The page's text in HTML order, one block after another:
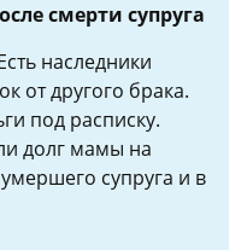
смерти супруга
наследники
от другого брака.
под расписку.
долг мамы на
супруга и в